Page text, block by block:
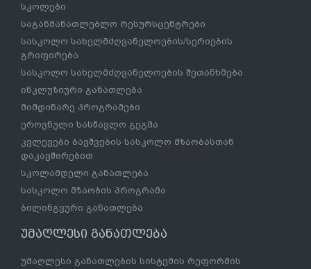
სკოლები
საგანმანათლებლო რესურსცენტრები
სასკოლო სახელმძღვანელოების/სერიების
გრიფირება
სასკოლო სახელმძღვანელოების შეთანხმება
ინკლუზიური განათლება
მიმდინარე პროგრამები
ეროვნული სასწავლო გეგმა
კვლევები ბავშვების სასკოლო მზაობასთან
დაკავშირებით
სკოლამდელი განათლება
სასკოლო მზაობის პროგრამა
ბილინგვური განათლება
უმაღლესი განათლება
უმაღლესი განათლების სისტემის რეფორმის